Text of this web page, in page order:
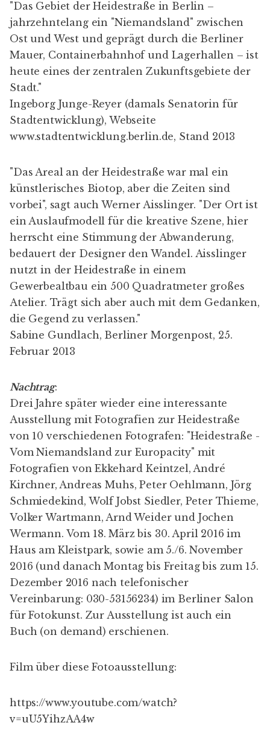
"Das Gebiet der Heidestraße in Berlin –
jahrzehntelang ein "Niemandsland" zwischen
Ost und West und geprägt durch die Berliner
Mauer, Containerbahnhof und Lagerhallen – ist
heute eines der zentralen Zukunftsgebiete der
Stadt."
Ingeborg Junge-Reyer (damals Senatorin für
Stadtentwicklung), Webseite
www.stadtentwicklung.berlin.de, Stand 2013
"Das Areal an der Heidestraße war mal ein
künstlerisches Biotop, aber die Zeiten sind
vorbei", sagt auch Werner Aisslinger. "Der Ort ist
ein Auslaufmodell für die kreative Szene, hier
herrscht eine Stimmung der Abwanderung,
bedauert der Designer den Wandel. Aisslinger
nutzt in der Heidestraße in einem
Gewerbealtbau ein 500 Quadratmeter großes
Atelier. Trägt sich aber auch mit dem Gedanken,
die Gegend zu verlassen."
Sabine Gundlach, Berliner Morgenpost, 25.
Februar 2013
Nachtrag:
Drei Jahre später wieder eine interessante
Ausstellung mit Fotografien zur Heidestraße
von 10 verschiedenen Fotografen: "Heidestraße -
Vom Niemandsland zur Europacity" mit
Fotografien vonEkkehard Keintzel, André
Kirchner, Andreas Muhs,Peter Oehlmann, Jörg
Schmiedekind , Wolf Jobst Siedler, Peter Thieme,
Volker Wartmann, Arnd Weiderund Jochen
Wermann. Vom 18. März bis 30. April 2016 im
Haus am Kleistpark, sowie am 5./6. November
2016 (und danach Montag bis Freitag bis zum 15.
Dezember 2016 nach telefonischer
Vereinbarung: 030-53156234) im Berliner Salon
für Fotokunst. Zur Ausstellung ist auch ein
Buch (on demand) erschienen.
Film über diese Fotoausstellung:
https://www.youtube.com/watch?
v=uU5YihzAA4w